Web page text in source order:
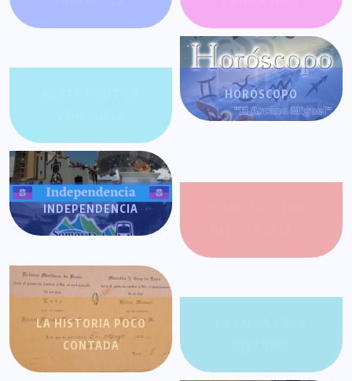
HORÓSCOPO
INDEPENDENCIA
LA HISTORIA POCO
CONTADA